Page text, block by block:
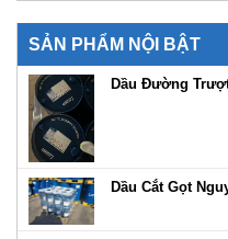
SẢN PHẨM NỘI BẬT
Dầu Đường
Dầu Cắt Gọt